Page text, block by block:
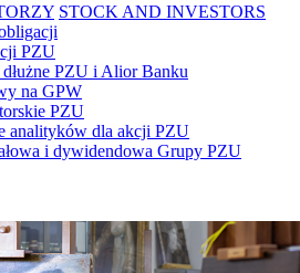
STOCK AND INVESTORS
PZU
PZU i Alior Banku
na GPW
PZU
analityków dla akcji PZU
i dywidendowa Grupy PZU